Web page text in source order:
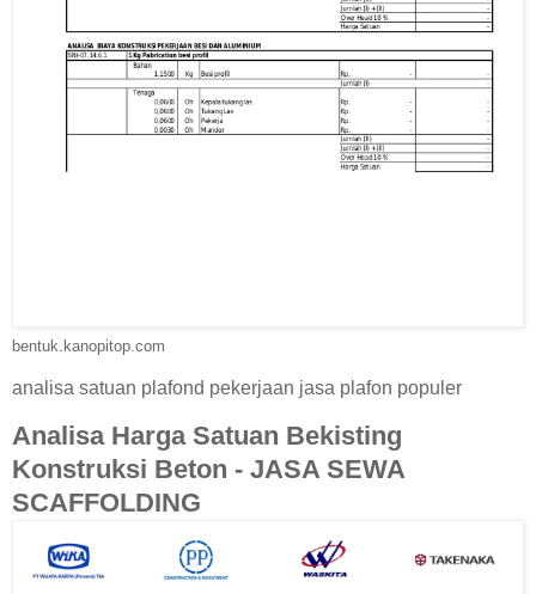
bentuk.kanopitop.com
analisa satuan plafond pekerjaan jasa plafon populer
Analisa Harga Satuan Bekisting
Konstruksi Beton - JASA SEWA
SCAFFOLDING